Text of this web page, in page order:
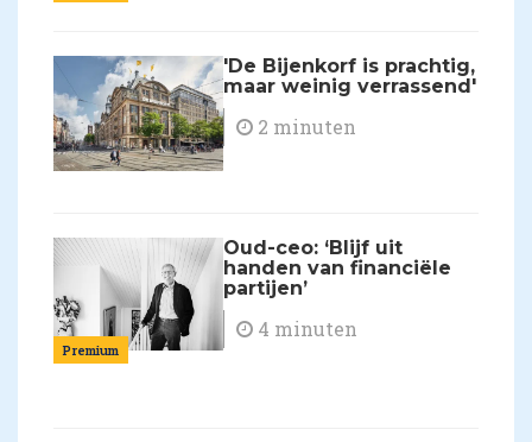
'De Bijenkorf is prachtig,
maar weinig verrassend'
2 minuten
Premium
Oud-ceo: ‘Blijf uit
handen van financiële
partijen’
4 minuten